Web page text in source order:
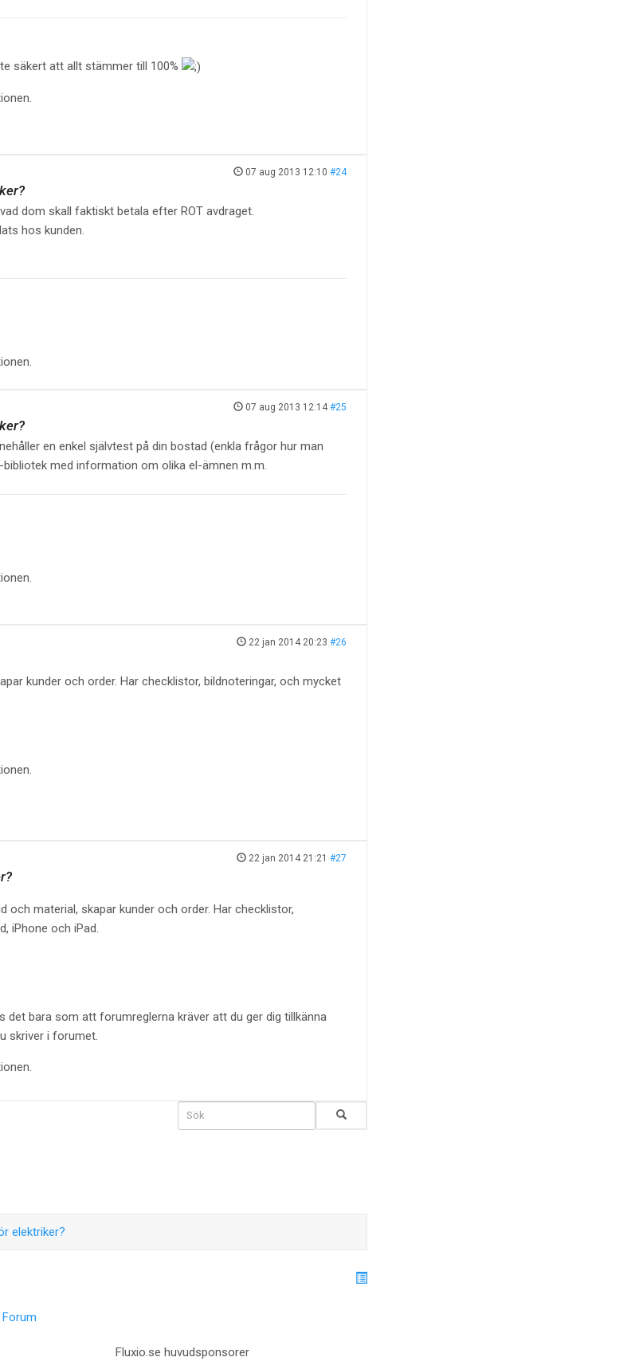
säkert att allt stämmer till 100%
07 aug 2013 12:10 #24
dom skall faktiskt betala efter ROT avdraget.
hos kunden.
07 aug 2013 12:14 #25
en enkel självtest på din bostad (enkla frågor hur man
med information om olika el-ämnen m.m.
22 jan 2014 20:23 #26
kunder och order. Har checklistor, bildnoteringar, och mycket
22 jan 2014 21:21 #27
och material, skapar kunder och order. Har checklistor,
iPhone och iPad.
det bara som att forumreglerna kräver att du ger dig tillkänna
skriver i forumet.
elektriker?
Fluxio.se huvudsponsorer